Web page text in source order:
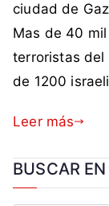
a
d
a
c
m
A
n
t
a
r
o
ciudad de
Mas de 40
terroristas del
de 1200
Leer más
BUSCAR